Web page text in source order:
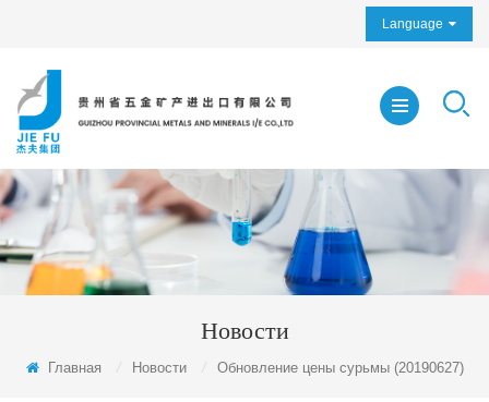
Language
Новости
Главная Новости Обновление цены сурьмы (20190627)